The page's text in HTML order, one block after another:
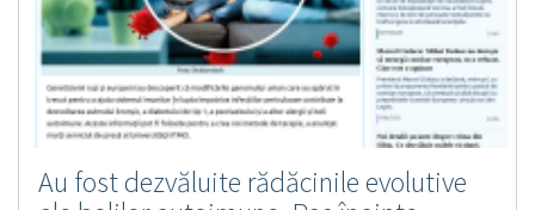
Au fost dezvăluite rădăcinile evolutive